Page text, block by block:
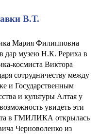
В.Т.
Мария Филипповна
дар музею Н.К. Рериха в
космиста Виктора
сотрудничеству между
и Государственным
и культуры Алтая у
увидеть эти
в ГМИЛИКА открылась
Черноволенко из